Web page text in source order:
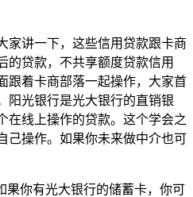
家讲一下，这些信用贷款跟卡商
的贷款，不共享额度贷款信用
跟着卡商部落一起操作，大家首
阳光银行是光大银行的直销银
在线上操作的贷款。这个学会之
己操作。如果你未来做中介也可
果你有光大银行的储蓄卡，你可